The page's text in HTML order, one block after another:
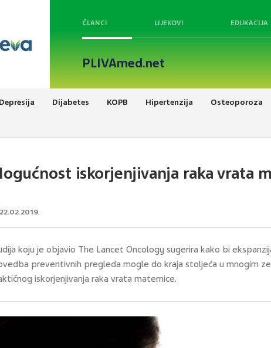
ČLANCI LIJEKOVI EDUKACIJA
PLIVAmed.net
Depresija Dijabetes KOPB Hipertenzija Osteoporoza
iskorjenjivanja raka vrata
22.02.2019.
koju je objavio The Lancet Oncology sugerira kako bi
preventivnih pregleda mogle do kraja stoljeća u mnogim
iskorjenjivanja raka vrata maternice.